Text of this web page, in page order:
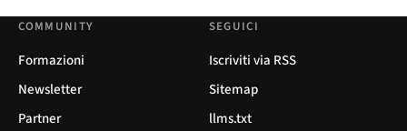
COMMUNITY
Formazioni
Newsletter
Partner
SEGUICI
Iscriviti via RSS
Sitemap
llms.txt